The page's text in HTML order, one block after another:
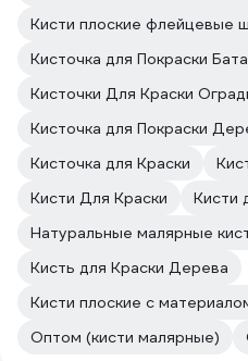
Кисти плоские флейцевые
Кисточка для Покраски
Кисточки Для Краски
Кисточка для Покраски
Кисточка для Краски
Кисти Для Краски
Кисти
Натуральные малярные
Кисть для Краски Дерева
Кисти плоские с
Оптом (кисти малярные)